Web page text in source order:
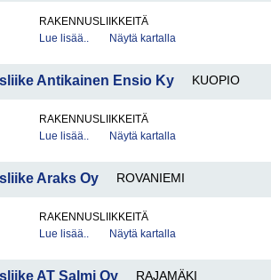
RAKENNUSLIIKKEITÄ
Lue lisää..
Näytä kartalla
Antikainen Ensio Ky KUOPIO
RAKENNUSLIIKKEITÄ
Lue lisää..
Näytä kartalla
Araks Oy ROVANIEMI
RAKENNUSLIIKKEITÄ
Lue lisää..
Näytä kartalla
AT Salmi Oy RAJAMÄKI